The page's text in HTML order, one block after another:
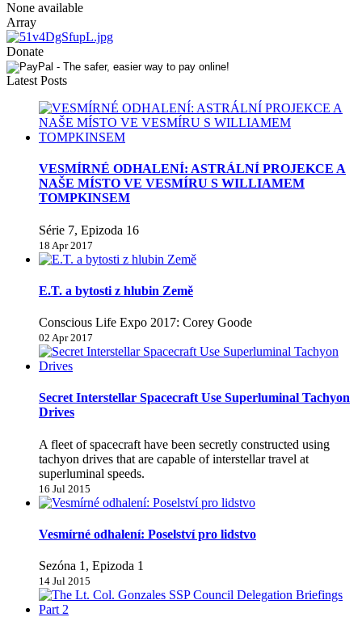
None available
Array
Donate
Latest Posts
VESMÍRNÉ ODHALENÍ: ASTRÁLNÍ PROJEKCE A
NAŠE MÍSTO VE VESMÍRU S WILLIAMEM
TOMPKINSEM
Série 7, Epizoda 16
18 Apr 2017
E.T. a bytosti z hlubin Země
Conscious Life Expo 2017: Corey Goode
02 Apr 2017
Secret Interstellar Spacecraft Use Superluminal Tachyon
Drives
A fleet of spacecraft have been secretly constructed using
tachyon drives that are capable of interstellar travel at
superluminal speeds.
16 Jul 2015
Vesmírné odhalení: Poselství pro lidstvo
Sezóna 1, Epizoda 1
14 Jul 2015